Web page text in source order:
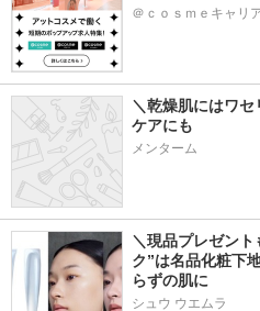
＠ｃｏｓｍｅキャリ
＼乾燥肌にはワ
ケアにも
メンターム
＼現品プレゼント
ク”は名品化粧下
らずの肌に
シュウ ウエムラ